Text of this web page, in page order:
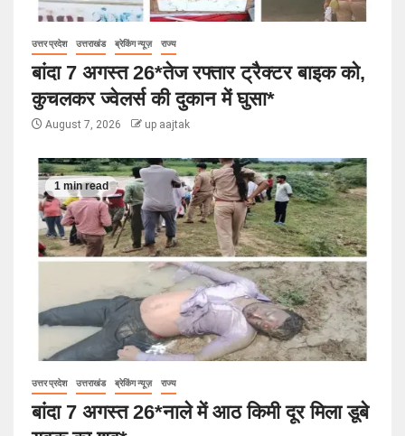
उत्तर प्रदेश उत्तराखंड ब्रेकिंग न्यूज़ राज्य
बांदा 7 अगस्त 26*तेज रफ्तार ट्रैक्टर बाइक को,
कुचलकर ज्वेलर्स की दुकान में घुसा*
August 7, 2026 up aajtak
1 min read
उत्तर प्रदेश उत्तराखंड ब्रेकिंग न्यूज़ राज्य
बांदा 7 अगस्त 26*नाले में आठ किमी दूर मिला डूबे